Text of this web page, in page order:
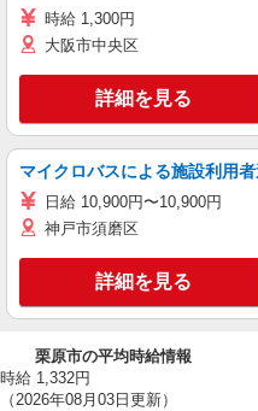
時給 1,300円
大阪市中央区
詳細を見る
マイクロバスによる施設利用
日給 10,900円〜10,900円
神戸市須磨区
詳細を見る
栗原市の平均時給情報
時給 1,332円
（2026年08月03日更新）